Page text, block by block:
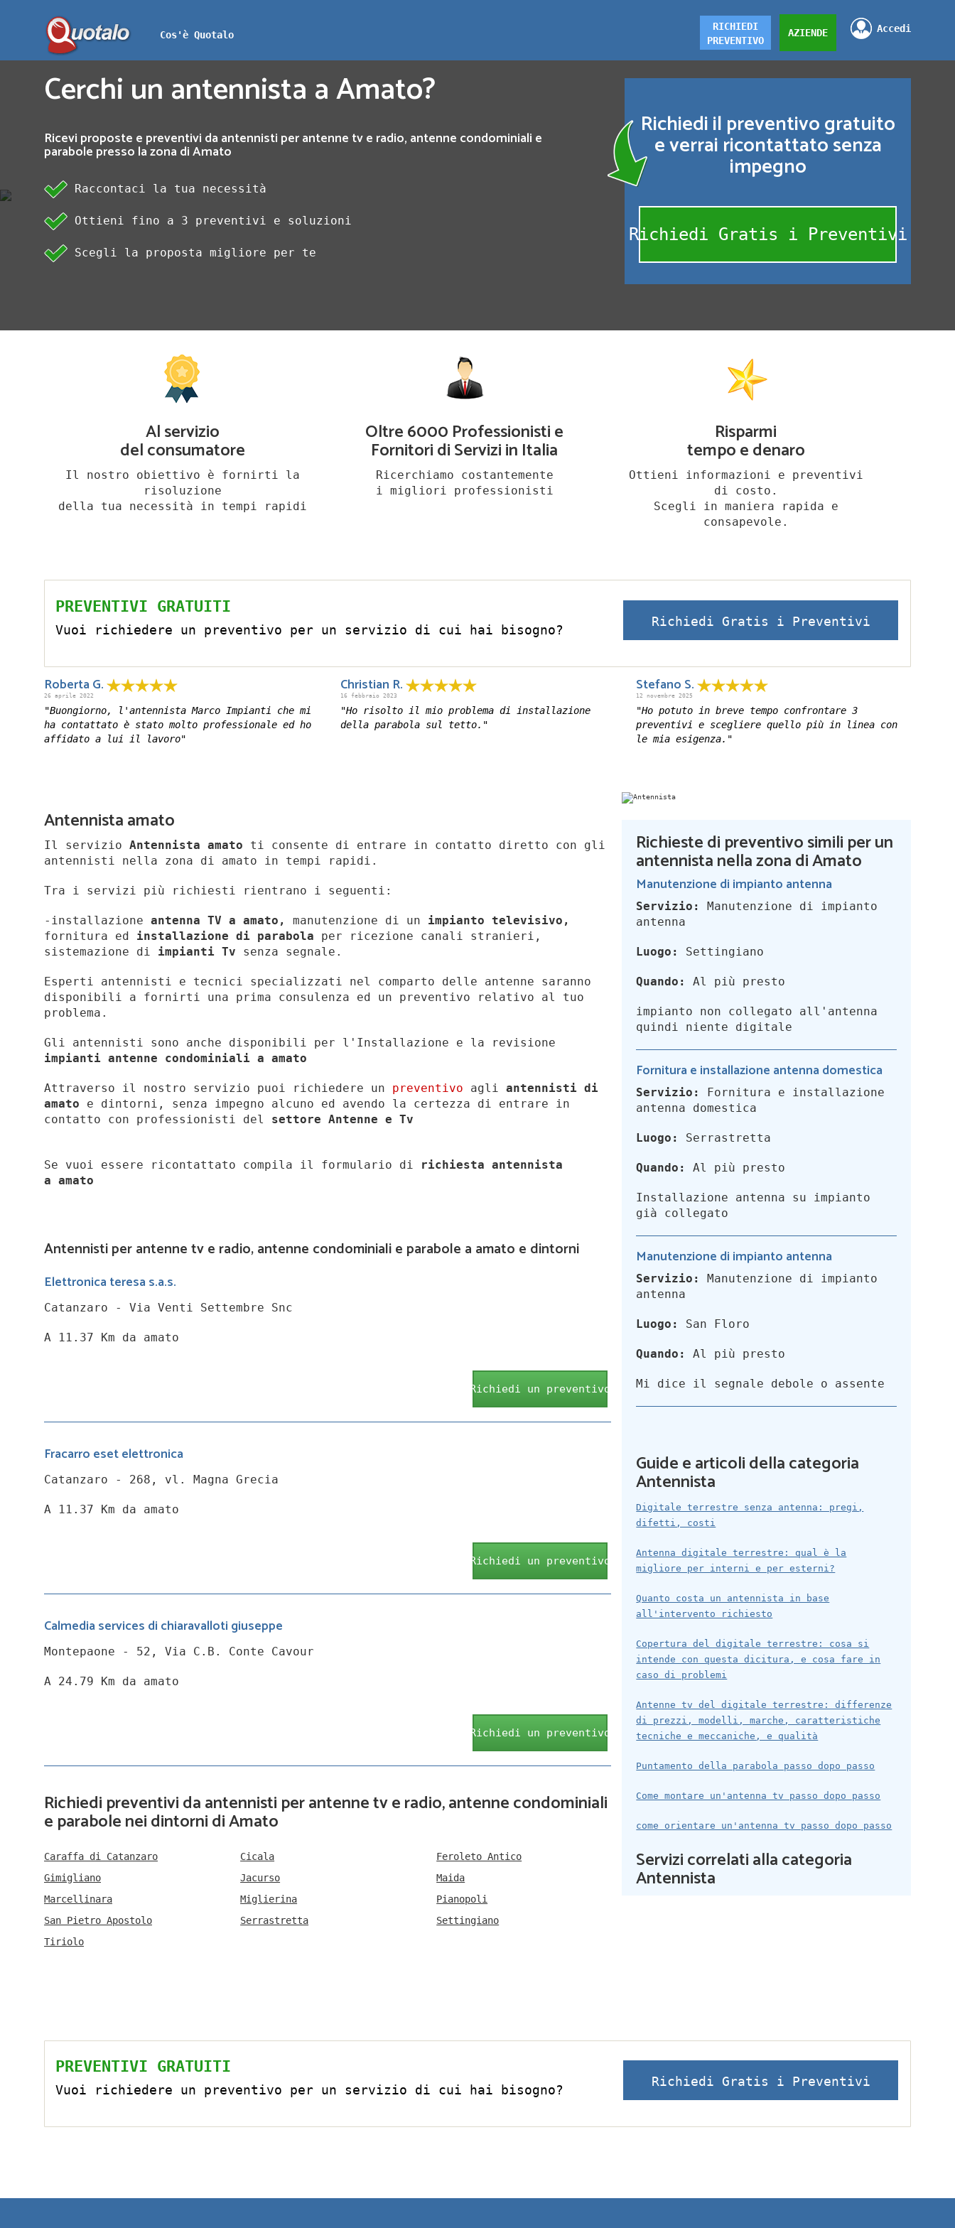
Cos'è Quotalo
Accedi
AZIENDE
RICHIEDI
PREVENTIVO
Cerchi un antennista a Amato?
Ricevi proposte e preventivi da antennisti per antenne tv e radio, antenne condominiali e
parabole presso la zona di Amato
Raccontaci la tua necessità
Ottieni fino a 3 preventivi e soluzioni
Scegli la proposta migliore per te
Richiedi il preventivo gratuito
e verrai ricontattato senza
impegno
Richiedi Gratis i Preventivi
Al servizio
del consumatore
Il nostro obiettivo è fornirti la
risoluzione
della tua necessità in tempi rapidi
Oltre 6000 Professionisti e
Fornitori di Servizi in Italia
Ricerchiamo costantemente
i migliori professionisti
Risparmi
tempo e denaro
Ottieni informazioni e preventivi
di costo.
Scegli in maniera rapida e
consapevole.
PREVENTIVI GRATUITI
Vuoi richiedere un preventivo per un servizio di cui hai bisogno?
Richiedi Gratis i Preventivi
Roberta G.
26 aprile 2022
"Buongiorno, l'antennista Marco Impianti che mi
ha contattato è stato molto professionale ed ho
affidato a lui il lavoro"
Christian R.
16 febbraio 2023
"Ho risolto il mio problema di installazione
della parabola sul tetto."
Stefano S.
12 novembre 2025
"Ho potuto in breve tempo confrontare 3
preventivi e scegliere quello più in linea con
le mia esigenza."
Antennista amato
Il servizio Antennista amato ti consente di entrare in contatto diretto con gli
antennisti nella zona di amato in tempi rapidi.
Tra i servizi più richiesti rientrano i seguenti:
-installazione antenna TV a amato, manutenzione di un impianto televisivo,
fornitura ed installazione di parabola per ricezione canali stranieri,
sistemazione di impianti Tv senza segnale.
Esperti antennisti e tecnici specializzati nel comparto delle antenne saranno
disponibili a fornirti una prima consulenza ed un preventivo relativo al tuo
problema.
Gli antennisti sono anche disponibili per l'Installazione e la revisione
impianti antenne condominiali a amato
Attraverso il nostro servizio puoi richiedere un preventivo agli antennisti di
amato e dintorni, senza impegno alcuno ed avendo la certezza di entrare in
contatto con professionisti del settore Antenne e Tv
Se vuoi essere ricontattato compila il formulario di
richiesta antennista
a amato
Antennisti per antenne tv e radio, antenne condominiali e parabole a amato e dintorni
Elettronica teresa s.a.s.
Catanzaro - Via Venti Settembre Snc
A 11.37 Km da amato
Richiedi un preventivo
Fracarro eset elettronica
Catanzaro - 268, vl. Magna Grecia
A 11.37 Km da amato
Richiedi un preventivo
Calmedia services di chiaravalloti giuseppe
Montepaone - 52, Via C.B. Conte Cavour
A 24.79 Km da amato
Richiedi un preventivo
Richiedi preventivi da antennisti per antenne tv e radio, antenne condominiali
e parabole nei dintorni di Amato
Caraffa di Catanzaro Cicala
Feroleto Antico
Gimigliano
Jacurso
Maida
Marcellinara
Miglierina
Pianopoli
San Pietro Apostolo
Serrastretta
Settingiano
Tiriolo
Richieste di preventivo simili per un
antennista nella zona di Amato
Manutenzione di impianto antenna
Servizio:
Manutenzione di impianto
antenna
Luogo: Settingiano
Quando: Al più presto
impianto non collegato all'antenna
quindi niente digitale
Fornitura e installazione antenna domestica
Servizio:
Fornitura e installazione
antenna domestica
Luogo: Serrastretta
Quando: Al più presto
Installazione antenna su impianto
già collegato
Manutenzione di impianto antenna
Servizio:
Manutenzione di impianto
antenna
Luogo: San Floro
Quando: Al più presto
Mi dice il segnale debole o assente
Guide e articoli della categoria
Antennista
Digitale terrestre senza antenna: pregi,
difetti, costi
Antenna digitale terrestre: qual è la
migliore per interni e per esterni?
Quanto costa un antennista in base
all'intervento richiesto
Copertura del digitale terrestre: cosa si
intende con questa dicitura, e cosa fare in
caso di problemi
Antenne tv del digitale terrestre: differenze
di prezzi, modelli, marche, caratteristiche
tecniche e meccaniche, e qualità
Puntamento della parabola passo dopo passo
Come montare un'antenna tv passo dopo passo
come orientare un'antenna tv passo dopo passo
Servizi correlati alla categoria
Antennista
PREVENTIVI GRATUITI
Vuoi richiedere un preventivo per un servizio di cui hai bisogno?
Richiedi Gratis i Preventivi